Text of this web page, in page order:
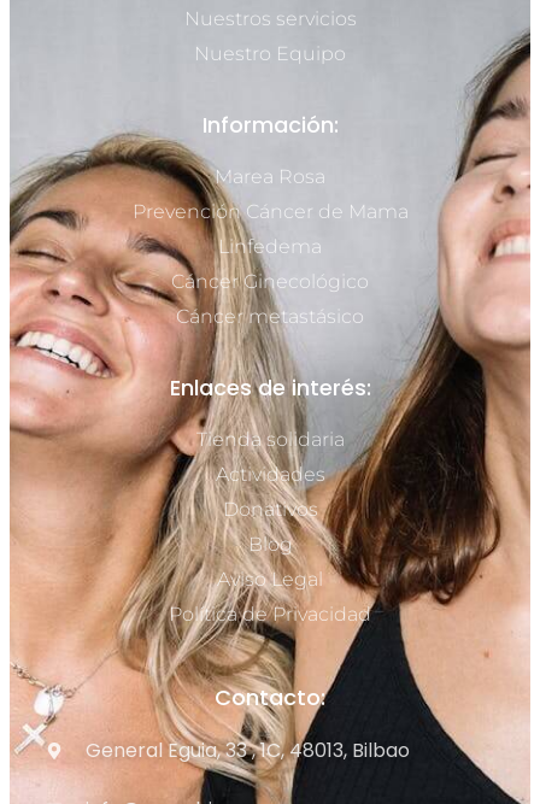
Nuestros servicios
Nuestro Equipo
Información:
Marea Rosa
Prevención Cáncer de Mama
Linfedema
Cáncer Ginecológico
Cáncer metastásico
Enlaces de interés:
Tienda solidaria
Actividades
Donativos
Blog
Aviso Legal
Política de Privacidad
Contacto:
General Eguia, 33 , 1C, 48013, Bilbao